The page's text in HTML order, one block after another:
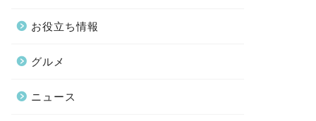
お役立ち情報
グルメ
ニュース